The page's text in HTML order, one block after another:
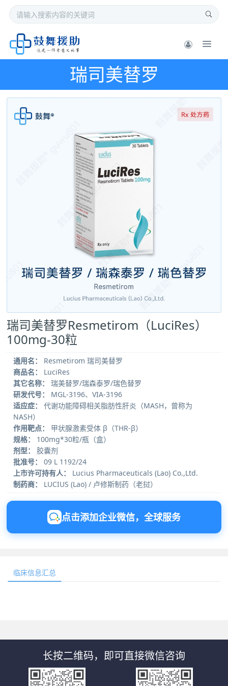
瑞司美替罗
瑞司美替罗Resmetirom（LuciRes）
100mg-30粒
通用名：
Resmetirom 瑞司美替罗
商品名：
LuciRes
其它名称：
瑞美替罗/瑞森泰罗/瑞色替罗
研发代号：
MGL-3196、VIA-3196
适应症：
代谢功能障碍相关脂肪性肝炎（MASH，曾称为
NASH）
作用靶点：
甲状腺激素受体 β（THR-β）
规格：
100mg*30粒/瓶（盒）
剂型：
胶囊剂
批准号：
09 L 1192/24
上市许可持有人：
Lucius Pharmaceuticals (Lao) Co.,Ltd.
制药商：
LUCIUS (Lao) / 卢修斯制药（老挝）
点击添加企业微信，全球服务
临床信息汇总
长按二维码，即可直接微信咨询